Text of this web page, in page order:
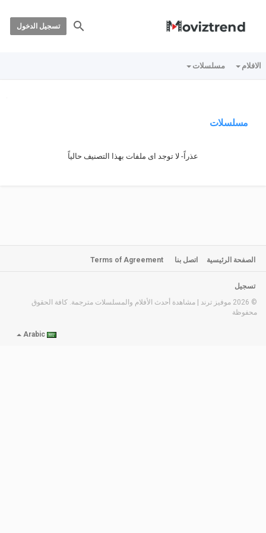
تسجيل الدخول
الافلام مسلسلات
مسلسلات
عذراً- لا توجد اى ملفات بهذا التصنيف حالياً
الصفحة الرئيسية اتصل بنا Terms of Agreement
تسجيل
© 2026 موفيز ترند | مشاهدة أحدث الأفلام والمسلسلات مترجمة. كافة الحقوق
محفوظة